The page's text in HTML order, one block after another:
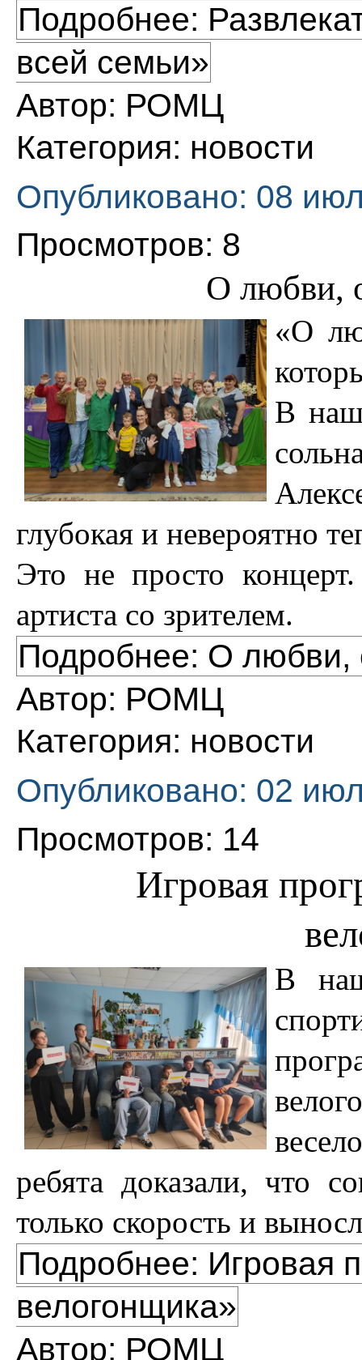
Подробнее:
всей семьи»
Автор: РОМЦ
Категория: новости
Опубликовано: 08
Просмотров: 8
О любви,
«О
В
глубокая и невероятно
Это не просто
артиста со зрителем.
Подробнее: О любви,
Автор: РОМЦ
Категория: новости
Опубликовано: 02
Просмотров: 14
Игровая
В
ребята доказали, что
только скорость и
Подробнее: Игровая
велогонщика»
Автор: РОМЦ